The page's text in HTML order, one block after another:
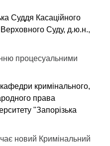
Суддя Касаційного
Верховного Суду, д.ю.н.,
процесуальними
кримінального,
права
"Запорізька
новий Кримінальний